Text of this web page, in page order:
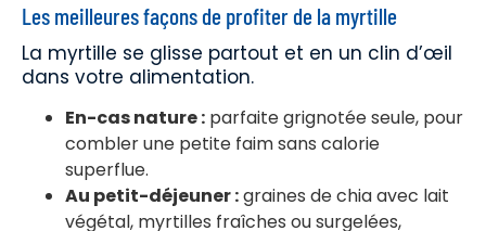
Les meilleures façons de profiter de la myrtille
La myrtille se glisse partout et en un clin d’œil
dans votre alimentation.
En-cas nature : parfaite grignotée seule, pour
combler une petite faim sans calorie
superflue.
Au petit-déjeuner :graines de chia avec lait
végétal, myrtilles fraîches ou surgelées,